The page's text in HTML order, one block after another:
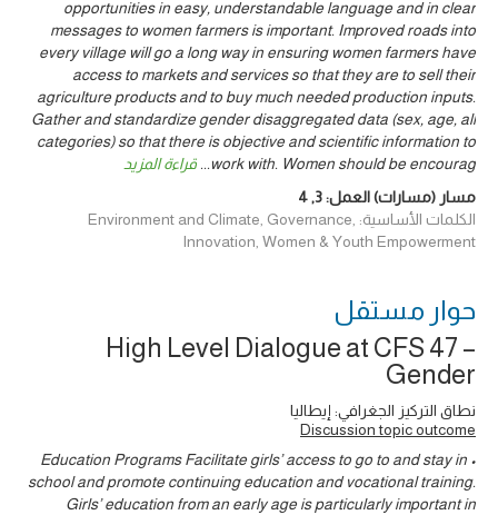
opportunities in easy, understandable language and in clear
messages to women farmers is important. Improved roads into
every village will go a long way in ensuring women farmers have
access to markets and services so that they are to sell their
agriculture products and to buy much needed production inputs.
Gather and standardize gender disaggregated data (sex, age, all
categories) so that there is objective and scientific information to
work with. Women should be encourag
... قراءة المزيد
مسار (مسارات) العمل:3
,
4
الكلمات الأساسية: Environment and Climate, Governance,
Innovation, Women & Youth Empowerment
حوار ‎مستقل
High Level Dialogue at CFS 47 –
Gender
نطاق التركيز الجغرافي: إيطاليا
Discussion topic outcome
• Education Programs Facilitate girls’ access to go to and stay in
school and promote continuing education and vocational training.
Girls’ education from an early age is particularly important in